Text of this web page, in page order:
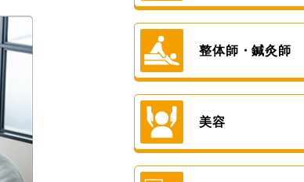
整体師・鍼灸師
美容